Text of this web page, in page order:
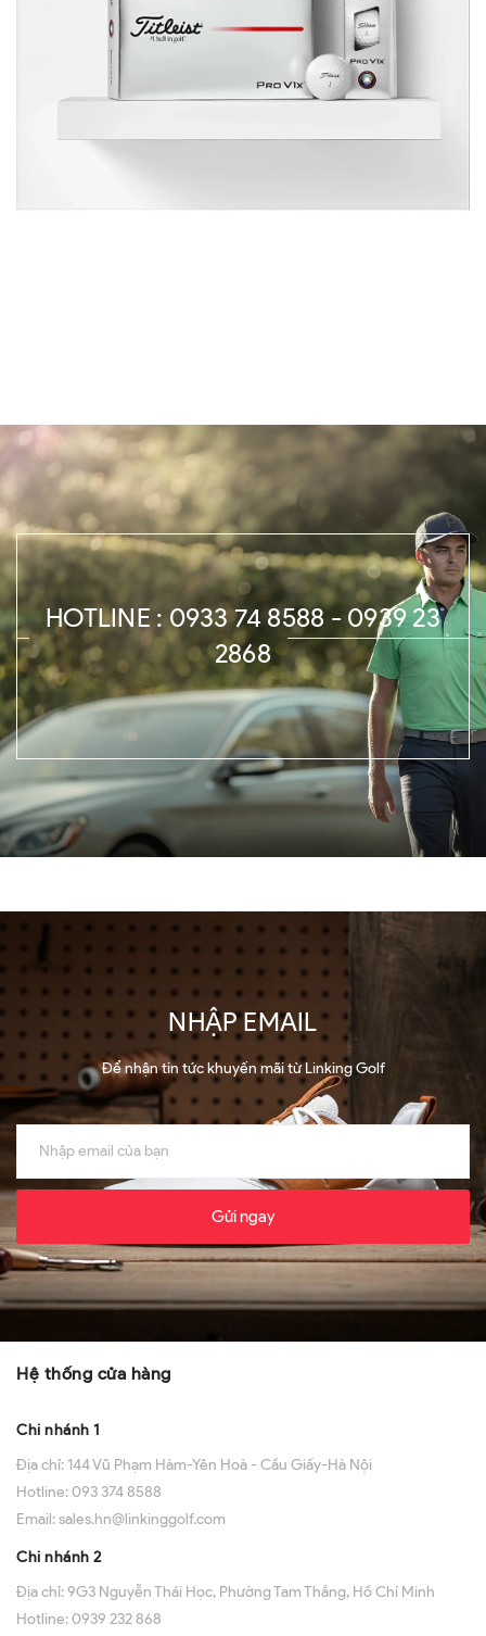
HOTLINE : 0933 74 8588 - 0939 23
2868
NHẬP EMAIL
Để nhận tin tức khuyến mãi từ Linking Golf
Gửi ngay
Hệ thống cửa hàng
Chi nhánh 1
Địa chỉ: 144 Vũ Phạm Hàm-Yên Hoà - Cầu Giấy-Hà Nội
Hotline:093 374 8588
Email:sales.hn@linkinggolf.com
Chi nhánh 2
Địa chỉ:9G3 Nguyễn Thái Học, Phường Tam Thắng, Hồ Chí Minh
Hotline:0939 232 868